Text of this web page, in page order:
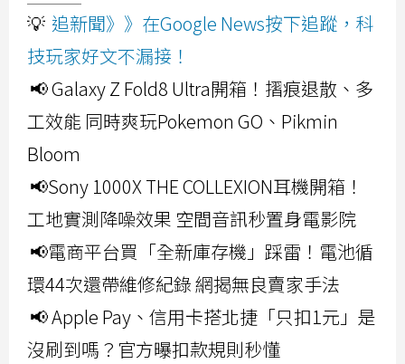
💡 追新聞》》在Google News按下追蹤，科
技玩家好文不漏接！
📢 Galaxy Z Fold8 Ultra開箱！摺痕退散、多
工效能 同時爽玩Pokemon GO、Pikmin
Bloom
📢Sony 1000X THE COLLEXION耳機開箱！
工地實測降噪效果 空間音訊秒置身電影院
📢電商平台買「全新庫存機」踩雷！電池循
環44次還帶維修紀錄 網揭無良賣家手法
📢 Apple Pay、信用卡搭北捷「只扣1元」是
沒刷到嗎？官方曝扣款規則秒懂